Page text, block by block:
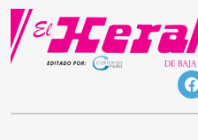
Skip
content